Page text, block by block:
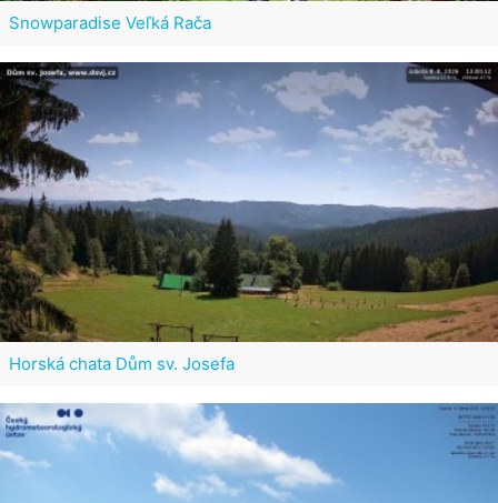
Snowparadise Veľká Rača
Horská chata Dům sv. Josefa